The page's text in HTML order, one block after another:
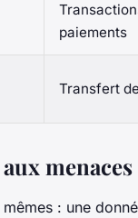
paiements
Transfert
: une